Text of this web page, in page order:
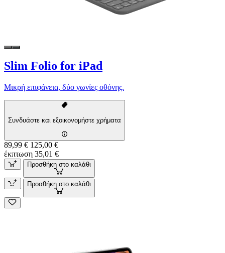
Slim Folio for iPad
Μικρή επιφάνεια, δύο γωνίες οθόνης.
Συνδυάστε και εξοικονομήστε χρήματα
89,99 € 125,00 €
έκπτωση 35,01 €
Προσθήκη στο καλάθι
Προσθήκη στο καλάθι